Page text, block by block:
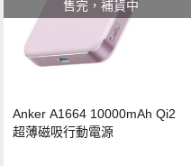
售完，補貨中
Anker A1664 10000mAh Qi2
超薄磁吸行動電源